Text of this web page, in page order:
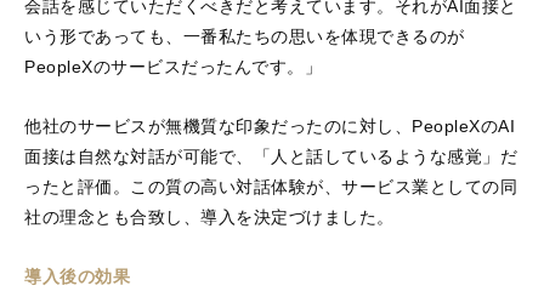
会話を感じていただくべきだと考えています。それがAI面接と
いう形であっても、一番私たちの思いを体現できるのが
PeopleXのサービスだったんです。」
他社のサービスが無機質な印象だったのに対し、PeopleXのAI
面接は自然な対話が可能で、「人と話しているような感覚」だ
ったと評価。この質の高い対話体験が、サービス業としての同
社の理念とも合致し、導入を決定づけました。
導入後の効果